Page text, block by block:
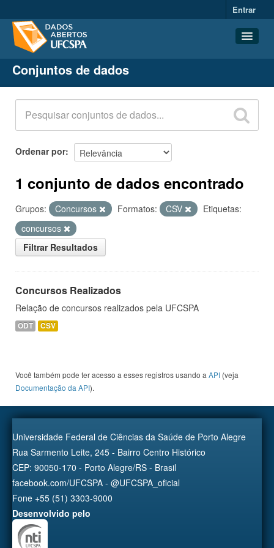
Entrar
Conjuntos de dados
Organizações
Grupos
Sobre
Conjuntos de dados
Ordenar por
1 conjunto de dados encontrado
Grupos: Concursos Formatos: CSV
Etiquetas:
concursos
Filtrar Resultados
Concursos Realizados
Relação de concursos realizados pela UFCSPA
ODT CSV
Você também pode ter acesso a esses registros usando a API (veja
Documentação da API).
Universidade Federal de Ciências da Saúde de Porto Alegre
Rua Sarmento Leite, 245 - Bairro Centro Histórico
CEP: 90050-170 - Porto Alegre/RS - Brasil
facebook.com/UFCSPA - @UFCSPA_oficial
Fone +55 (51) 3303-9000
Desenvolvido pelo